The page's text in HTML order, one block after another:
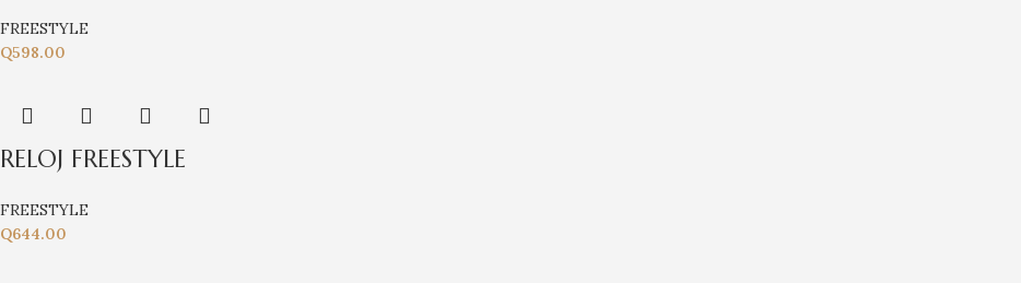
FREESTYLE
Q598.00
RELOJ FREESTYLE
FREESTYLE
Q644.00